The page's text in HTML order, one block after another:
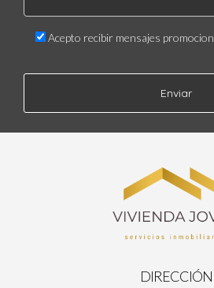
Acepto recibir mensajes
Enviar
DIRECCIÓN